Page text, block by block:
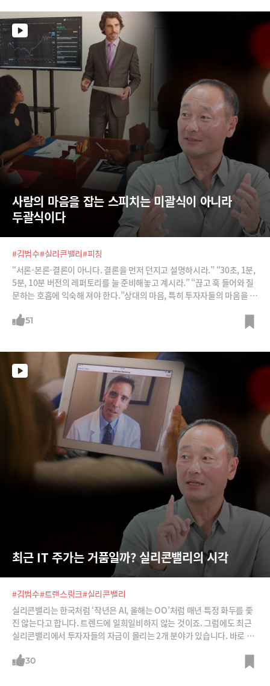
사람의 마음을 잡는 스피치는 미괄식이 아니라
두괄식이다
#김범수#실리콘밸리#피칭
“서론-본론-결론이 아니다. 결론을 먼저 던지고 설명하시라.” “30초, 1분,
5분, 10분 버전의 레퍼토리를 늘 준비해놓고 계시라.” “끊고 훅 들어와 질
문하는 호흡에 익숙해 져야 한다.”상대의 마음, 특히 투자자들의 마음을 찰
피탈 트랜스링트 김범수 파트너로부터 들어봅니다. 원칙 1번은 미괄식이
51
최근 IT 주가는 거품일까? 실리콘밸리의 시각
#김범수#트랜스링크#실리콘밸리
실리콘밸리는 한국처럼 ‘작년은 AI, 올해는 OO’처럼 매년 특정 화두를 좇
진 않는다고 합니다. 트렌드에 일희일비하지 않는 것이죠. 그럼에도 최근
실리콘밸리에서 투자자들의 자금이 몰리는 2개 분야가 있습니다. 바로 헬
트너로부터 실리콘밸리의 최근 동향을 들어봅니다.
30